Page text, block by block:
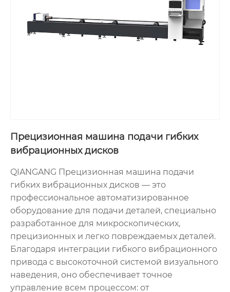
Прецизионная машина подачи гибких
вибрационных дисков
QIANGANG Прецизионная машина подачи
гибких вибрационных дисков — это
профессиональное автоматизированное
оборудование для подачи деталей, специально
разработанное для микроскопических,
прецизионных и легко повреждаемых деталей.
Благодаря интеграции гибкого вибрационного
привода с высокоточной системой визуального
наведения, оно обеспечивает точное
управление всем процессом: от